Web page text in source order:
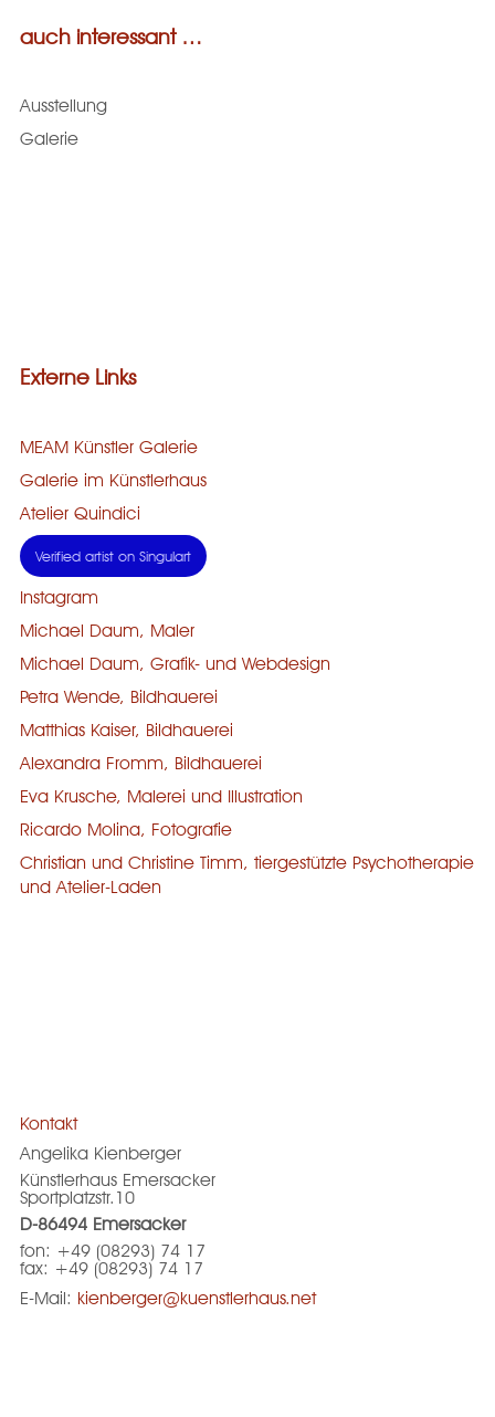
auch interessant …
Ausstellung
Galerie
Externe Links
MEAM Künstler Galerie
Galerie im Künstlerhaus
Atelier Quindici
Verified artist on Singulart
Instagram
Michael Daum, Maler
Michael Daum, Grafik- und Webdesign
Petra Wende, Bildhauerei
Matthias Kaiser, Bildhauerei
Alexandra Fromm, Bildhauerei
Eva Krusche, Malerei und Illustration
Ricardo Molina, Fotografie
Christian und Christine Timm, tiergestützte Psychotherapie
und Atelier-Laden
Kontakt
Angelika Kienberger
Künstlerhaus Emersacker
Sportplatzstr.10
D-86494 Emersacker
fon: +49 (08293) 74 17
fax: +49 (08293) 74 17
E-Mail: kienberger@kuenstlerhaus.net